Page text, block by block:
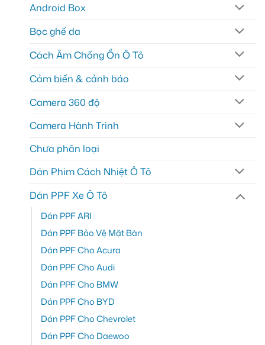
Android Box
Bọc ghế da
Cách Âm Chống Ồn Ô Tô
Cảm biến & cảnh báo
Camera 360 độ
Camera Hành Trình
Chưa phân loại
Dán Phim Cách Nhiệt Ô Tô
Dán PPF Xe Ô Tô
Dán PPF ARI
Dán PPF Bảo Vệ Mặt Bàn
Dán PPF Cho Acura
Dán PPF Cho Audi
Dán PPF Cho BMW
Dán PPF Cho BYD
Dán PPF Cho Chevrolet
Dán PPF Cho Daewoo